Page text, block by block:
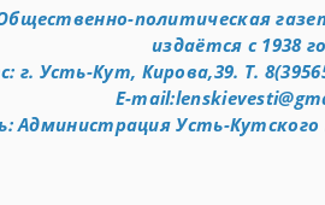
политическая
издаётся с 1938
г. Усть-Кут, Кирова,39. Т.
E-
Администрация Усть-Кутского